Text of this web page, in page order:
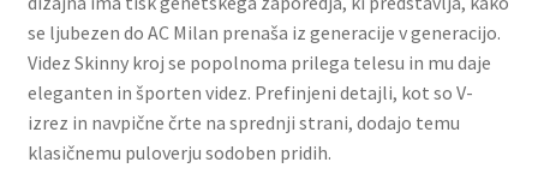
se ljubezen do AC Milan prenaša iz generacije v generacijo.
Videz Skinny kroj se popolnoma prilega telesu in mu daje
eleganten in športen videz. Prefinjeni detajli, kot so V-
izrez in navpične črte na sprednji strani, dodajo temu
klasičnemu puloverju sodoben pridih.